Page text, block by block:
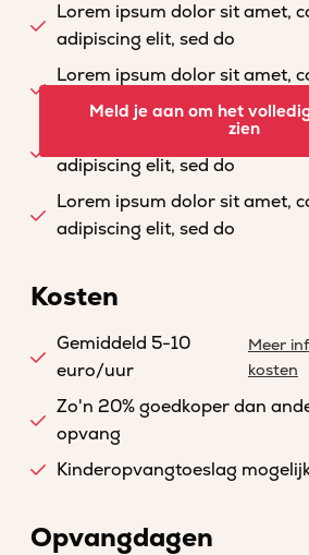
Lorem ipsum dolor sit amet,
adipiscing elit, sed do
Lorem ipsum dolor sit amet,
adipiscing elit, sed do
Lorem ipsum dolor sit amet,
adipiscing elit, sed do
Lorem ipsum dolor sit amet,
adipiscing elit, sed do
Meld je aan om het
zien
Kosten
Gemiddeld 5-10
euro/uur
Meer
kosten
Zo'n 20% goedkoper dan
opvang
Kinderopvangtoeslag
Opvangdagen